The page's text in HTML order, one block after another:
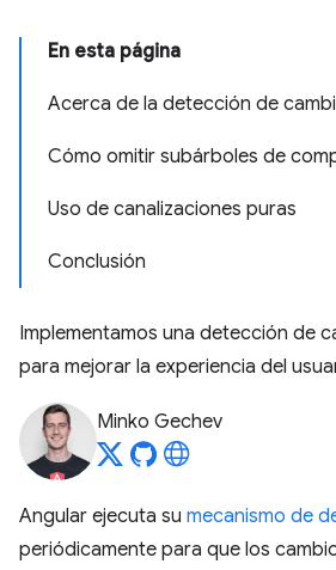
En esta página
Acerca de la detección de
Cómo omitir subárboles de
Uso de canalizaciones puras
Conclusión
Implementamos una detección de
para mejorar la experiencia del
Minko Gechev
Angular ejecuta su mecanismo de
periódicamente para que los